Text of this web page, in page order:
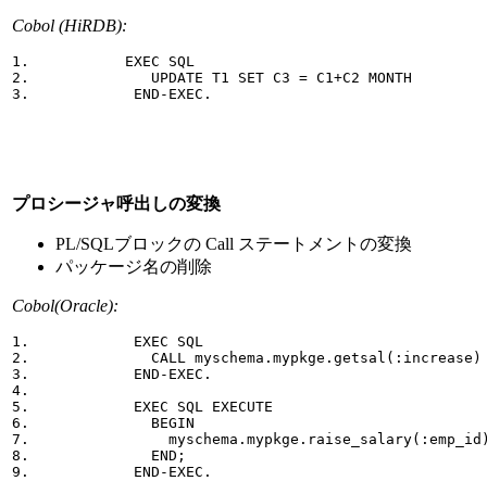
Cobol (HiRDB):
1.           EXEC SQL
2.              UPDATE T1 SET C3 = C1+C2 MONTH
3.            END-EXEC.
プロシージャ呼出しの変換
PL/SQLブロックの Call ステートメントの変換
パッケージ名の削除
Cobol(Oracle):
1.            EXEC SQL
2.              CALL
3.            END-EXEC.
4.
5.            EXEC SQL EXECUTE
6.              BEGIN
7.
8.              END;
9.            END-EXEC.